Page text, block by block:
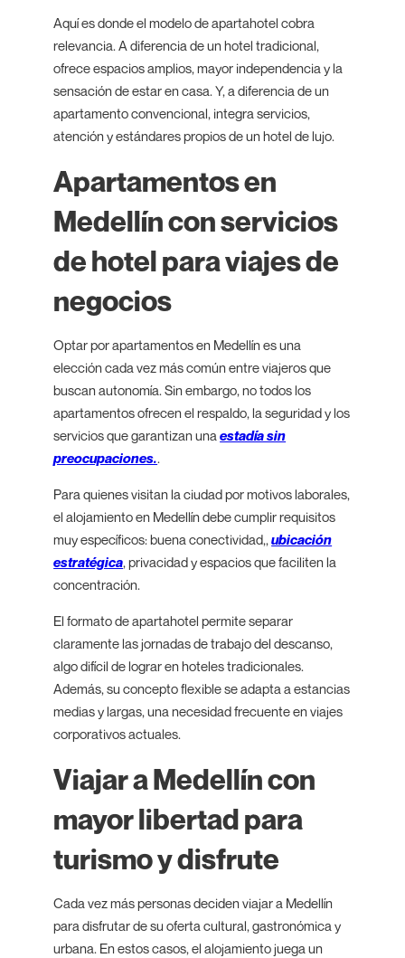
Aquí es donde el modelo de apartahotel cobra
relevancia. A diferencia de un hotel tradicional,
ofrece espacios amplios, mayor independencia y la
sensación de estar en casa. Y, a diferencia de un
apartamento convencional, integra servicios,
atención y estándares propios de un hotel de lujo.
Apartamentos en
Medellín con servicios
de hotel para viajes de
negocios
Optar por apartamentos en Medellín es una
elección cada vez más común entre viajeros que
buscan autonomía. Sin embargo, no todos los
apartamentos ofrecen el respaldo, la seguridad y los
servicios que garantizan unaestadía sin
preocupaciones..
Para quienes visitan la ciudad por motivos laborales,
el alojamiento en Medellín debe cumplir requisitos
muy específicos: buena conectividad,,ubicación
estratégica, privacidad y espacios que faciliten la
concentración.
El formato de apartahotel permite separar
claramente las jornadas de trabajo del descanso,
algo difícil de lograr en hoteles tradicionales.
Además, su concepto flexible se adapta a estancias
medias y largas, una necesidad frecuente en viajes
corporativos actuales.
Viajar a Medellín con
mayor libertad para
turismo y disfrute
Cada vez más personas deciden viajar a Medellín
para disfrutar de su oferta cultural, gastronómica y
urbana. En estos casos, el alojamiento juega un